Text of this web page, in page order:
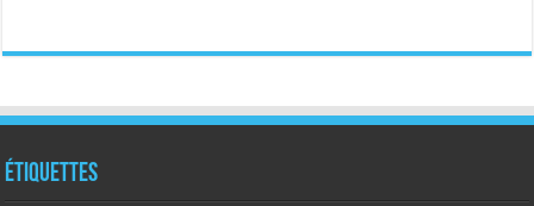
Étiquettes